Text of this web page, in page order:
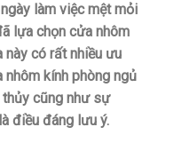
làm việc mệt mỏi
lựa chọn cửa nhôm
có rất nhiều ưu
kính phòng ngủ
cũng như sự
điều đáng lưu ý.